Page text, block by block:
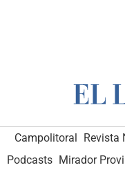
Campolitoral Revista
Podcasts Mirador